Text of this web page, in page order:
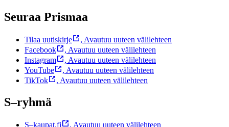
Seuraa Prismaa
Tilaa uutiskirje , Avautuu uuteen välilehteen
Facebook
, Avautuu uuteen välilehteen
Instagram
, Avautuu uuteen välilehteen
YouTube
, Avautuu uuteen välilehteen
TikTok
, Avautuu uuteen välilehteen
S–ryhmä
S–kaupat.fi , Avautuu uuteen välilehteen